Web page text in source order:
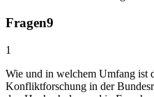
Fragen9
1
Wie und in welchem Umfang ist
Konfliktforschung in der